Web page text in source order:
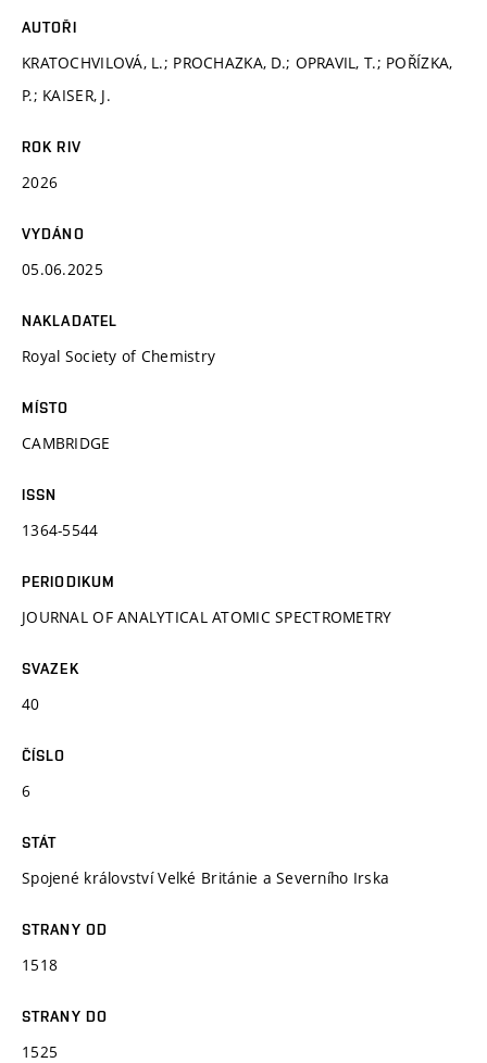
AUTOŘI
KRATOCHVILOVÁ, L.; PROCHAZKA, D.; OPRAVIL, T.; POŘÍZKA,
P.; KAISER, J.
ROK RIV
2026
VYDÁNO
05.06.2025
NAKLADATEL
Royal Society of Chemistry
MÍSTO
CAMBRIDGE
ISSN
1364-5544
PERIODIKUM
JOURNAL OF ANALYTICAL ATOMIC SPECTROMETRY
SVAZEK
40
ČÍSLO
6
STÁT
Spojené království Velké Británie a Severního Irska
STRANY OD
1518
STRANY DO
1525